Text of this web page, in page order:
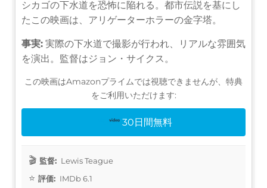
シカゴの下水道を恐怖に陥れる。都市伝説を基にし
たこの映画は、アリゲーターホラーの金字塔。
事実: 実際の下水道で撮影が行われ、リアルな雰囲気
を演出。監督はジョン・サイクス。
この映画はAmazonプライムでは視聴できませんが、特典
をご利用いただけます:
30日間無料
監督: Lewis Teague
評価: IMDb 6.1